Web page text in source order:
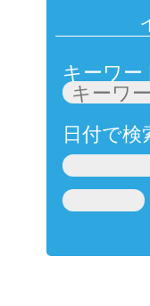
キーワー
日付で検